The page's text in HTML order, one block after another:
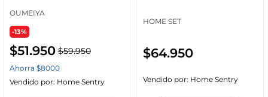
OUMEIYA
-13%
$51.950 $59.950
Ahorra $8000
Vendido por: Home Sentry
HOME SET
$64.950
Vendido por: Home Sentry